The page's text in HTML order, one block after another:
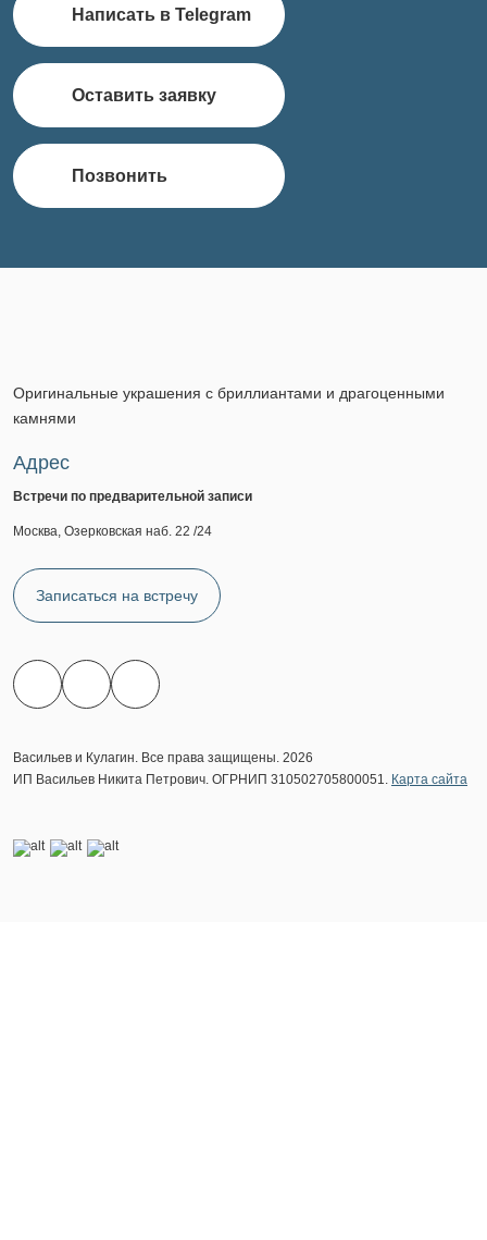
Написать в Telegram
Оставить заявку
Позвонить
Оригинальные украшения с бриллиантами и драгоценными
камнями
Адрес
Встречи по предварительной записи
Москва, Озерковская наб. 22 /24
Записаться на встречу
Васильев и Кулагин. Все права защищены. 2026
ИП Васильев Никита Петрович. ОГРНИП 310502705800051. Карта сайта